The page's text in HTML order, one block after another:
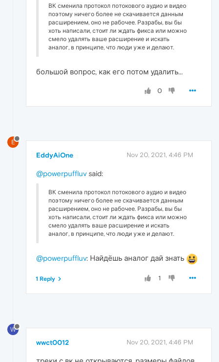
ВК сменила протокол потокового аудио и видео
поэтому ничего более не скачивается данным
расширением, оно не рабочее. Разрабы, вы бы
хоть написали, стоит ли ждать фикса или можно
смело удалять ваше расширение и искать
аналог, в принципе, что люди уже и делают.
большой вопрос, как его потом удалить...
0
E
EddyAiOne Nov 20, 2021, 4:46 PM
@powerpuffluv said:
ВК сменила протокол потокового аудио и видео
поэтому ничего более не скачивается данным
расширением, оно не рабочее. Разрабы, вы бы
хоть написали, стоит ли ждать фикса или можно
смело удалять ваше расширение и искать
аналог, в принципе, что люди уже и делают.
@powerpuffluv: Найдёшь аналог дай знать
1
1 Reply
W
wwct0012 Nov 20, 2021, 4:46 PM